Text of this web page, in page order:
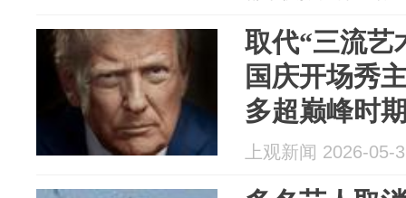
时期的“猫王
取代“三流艺
国庆开场秀
多超巅峰时
上观新闻 2026-05-